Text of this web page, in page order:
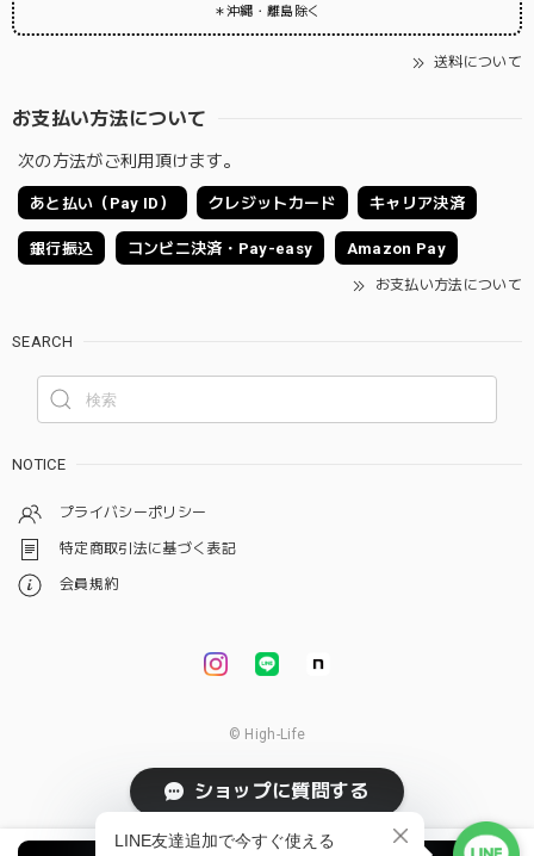
＊沖縄・離島除く
送料について
お支払い方法について
次の方法がご利用頂けます。
あと払い（Pay ID） クレジットカード キャリア決済
銀行振込 コンビニ決済・Pay-easy Amazon Pay
お支払い方法について
SEARCH
NOTICE
プライバシーポリシー
特定商取引法に基づく表記
会員規約
© High-Life
ショップに質問する